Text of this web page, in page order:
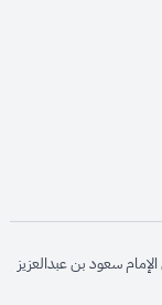
opens in
سعود بن عبدالعزيز